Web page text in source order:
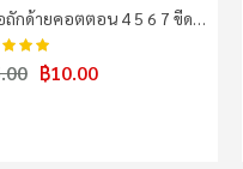
ถักด้ายคอตตอน 4 5 6 7 ขีด…
:
฿10.00